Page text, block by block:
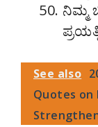
ನಿಮ್ಮ
See also
Quotes